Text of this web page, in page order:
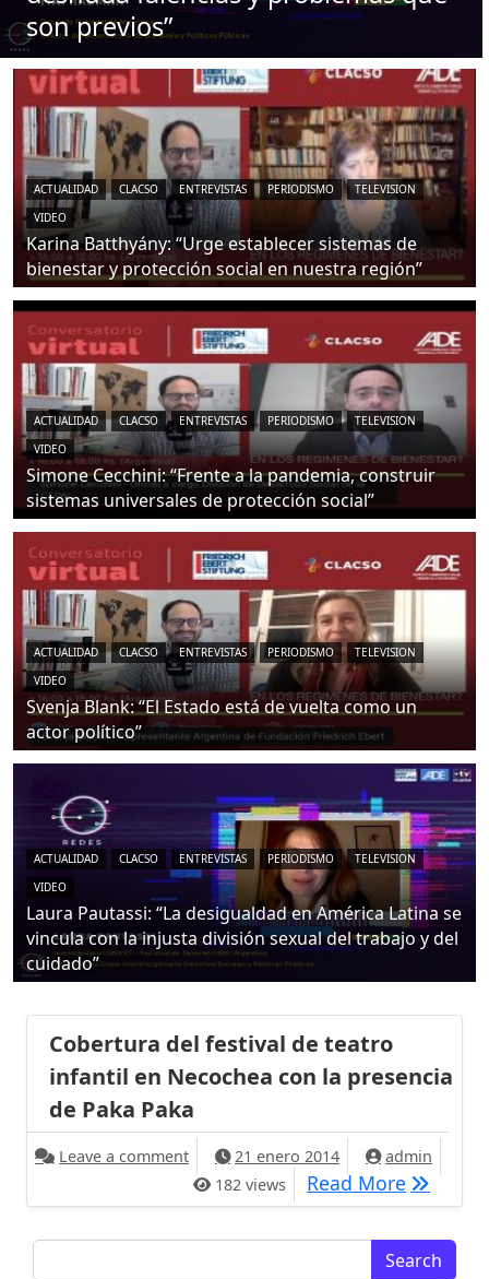
son previos”
ACTUALIDAD CLACSO ENTREVISTAS PERIODISMO
TELEVISION
VIDEO
Karina Batthyány: “Urge establecer sistemas de
bienestar y protección social en nuestra región”
ACTUALIDAD CLACSO ENTREVISTAS PERIODISMO
TELEVISION
VIDEO
Simone Cecchini: “Frente a la pandemia, construir
sistemas universales de protección social”
ACTUALIDAD CLACSO ENTREVISTAS PERIODISMO
TELEVISION
VIDEO
Svenja Blank: “El Estado está de vuelta como un
actor político”
ACTUALIDAD CLACSO ENTREVISTAS PERIODISMO
TELEVISION
VIDEO
Laura Pautassi: “La desigualdad en América Latina se
vincula con la injusta división sexual del trabajo y del
cuidado”
Cobertura del festival de teatro
infantil en Necochea con la presencia
de Paka Paka
Leave a commenton Cobertura del festival de teatro
21 enero 2014
admin
182 views
Read More
Search for: